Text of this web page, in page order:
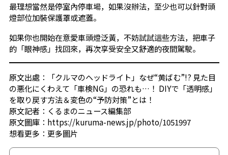
最理想當然是停室內停車場，如果沒辦法，至少也可以針對頭
燈部位加裝保護罩或遮蓋。
如果你也開始在意愛車頭燈泛黃，不妨試試這些方法，把車子
的「眼神感」找回來，再次享受安全又舒適的夜間駕駛。
原文出處：「クルマのヘッドライト」なぜ“黄ばむ”!? 見た目
の悪化にくわえて「車検NG」の恐れも…！ DIYで「透明感」
を取り戻す方法＆変色の“予防対策”とは！
原文記者：くるまのニュース編集部
原文圖庫：https://kuruma-news.jp/photo/1051997
想看更多： 更多圖片